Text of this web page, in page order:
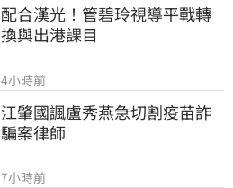
配合漢光！管碧玲視導平戰轉
換與出港課目
4小時前
江肇國諷盧秀燕急切割疫苗詐
騙案律師
7小時前